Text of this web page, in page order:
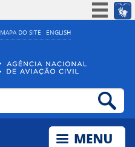
MAPA DO SITE ENGLISH
Simplifique!
Acesso à informação
Legislação